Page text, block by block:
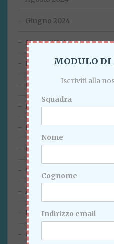
Giugno 2024
Marzo 2024
Febbraio 2024
Gennaio 2024
Dicembre 2023
Novembre 2023
Ottobre 2023
Settembre 2023
Agosto 2023
Luglio 2023
Giugno 2023
MODULO DI
Iscriviti alla
Squadra
Nome
Cognome
Indirizzo email